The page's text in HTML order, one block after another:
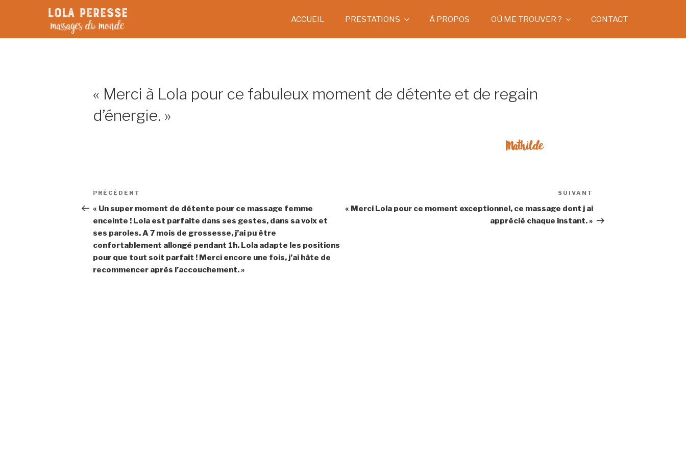
ACCUEIL PRESTATIONS À PROPOS OÙ ME TROUVER ? CONTACT
« Merci à Lola pour ce fabuleux moment de détente et de regain
d’énergie. »
Mathilde
Navigation
de
l’article
Article
précédent
PRÉCÉDENT
« Un super moment de détente pour ce massage femme
enceinte ! Lola est parfaite dans ses gestes, dans sa voix et
ses paroles. A 7 mois de grossesse, j’ai pu être
confortablement allongé pendant 1h. Lola adapte les positions
pour que tout soit parfait ! Merci encore une fois, j’ai hâte de
recommencer après l’accouchement. »
suivant
SUIVANT
« Merci Lola pour ce moment exceptionnel, ce massage dont j ai
apprécié chaque instant. »